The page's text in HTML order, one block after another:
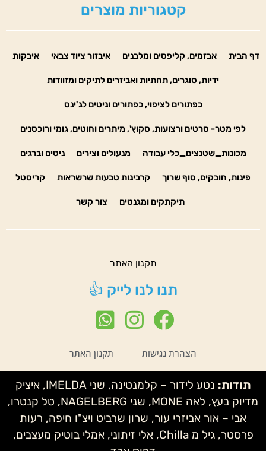
קטגוריות מוצרים
דף הבית אבזמים, קליפסים ומלבנים איבזור ציוד צבאי איבקות
ידיות, סוגרים, תחתיות ואביזרים לתיקים ומזוודות
כפתורים לציפוי, כפתורים וניטים לג'ינס
לפי מטר- סרטים ורצועות, סקוץ', מיתרים וחוטים, גומי ורוכסנים
מכונות_שטנצים_כלי עבודה מנעולים וצירים ניטים וברגים
פינות, חובקים, סוף שרוך קרבינות טבעות שרשראות קריסטל
תיקתקים ומגנטים צור קשר
תקנון האתר
תנו לנו לייק 👍
הצהרת נגישות תקנון האתר
תודות:
נטע לידור – קלמנטינה, שני IMELDA, איציק
מדיוק בעץ, לאה MONE, שני NAGELBERG, טל קנטרו,
אבי – אור אביזרי עור, שרון שרביט ויצ"ו חיפה, רעות
פרסטר, גיל מ Chilla, אלי זיתוני, אמלי בוטיק מעצבים,